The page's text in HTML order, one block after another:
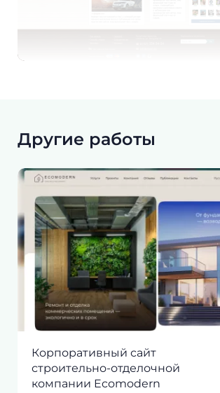
Другие работы
Корпоративный сайт
строительно-отделочной
компании Ecomodern